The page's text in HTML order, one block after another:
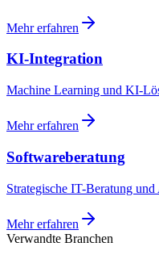
Mehr erfahren
KI-Integration
Machine Learning und KI-
Mehr erfahren
Softwareberatung
Strategische IT-Beratung
Mehr erfahren
Verwandte Branchen